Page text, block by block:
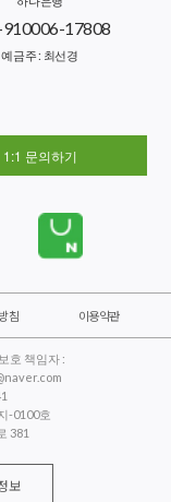
17808
예금주 : 최선경
1:1 문의하기
침 이용약관
호 책임자 :
-0100호
381
보